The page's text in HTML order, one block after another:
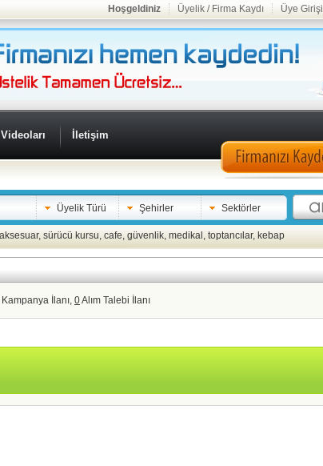
Hoşgeldiniz Üyelik / Firma Kaydı Üye Girişi
İletişim
Üyelik Türü Şehirler Sektörler
, sürücü kursu, cafe, güvenlik, medikal , toptancılar, kebap
Kampanya İlanı, 0Alım Talebi İlanı